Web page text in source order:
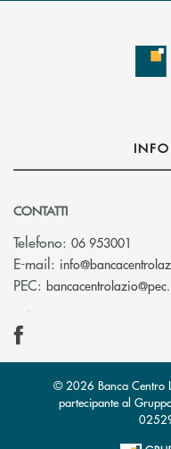
CONTATTI
Telefono: 06 953001
E-mail:
PEC:
© 2026 Banca Centro
partecipante al